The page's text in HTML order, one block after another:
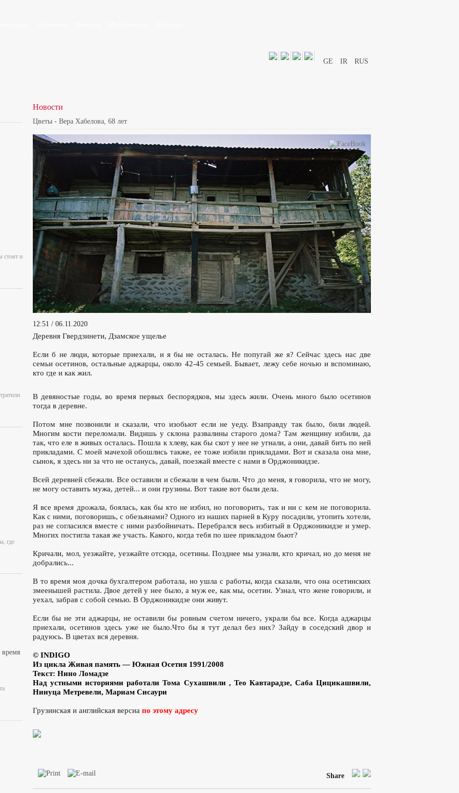
GE IR RUS
стоят и
где
Новости
Цветы - Вера Хабелова, 68 лет
12:51 / 06.11.2020
Деревня Гвердзинети, Дзамское ущелье
Если б не люди, которые приехали, и я бы не осталась. Не попугай же я? Сейчас здесь нас две
семьи осетинов, остальные аджарцы, около 42-45 семьей. Бывает, лежу себе ночью и вспоминаю,
кто где и как жил.
В девяностые годы, во время первых беспорядков, мы здесь жили. Очень много было осетинов
тогда в деревне.
Потом мне позвонили и сказали, что изобьют если не уеду. Взаправду так было, били людей.
Многим кости переломали. Видишь у склона развалины старого дома? Там женщину избили, да
так, что еле в живых осталась. Пошла к хлеву, как бы скот у нее не угнали, а они, давай бить по ней
прикладами. С моей мачехой обошлись также, ее тоже избили прикладами. Вот и сказала она мне,
сынок, я здесь ни за что не останусь, давай, поезжай вместе с нами в Орджоникидзе.
Всей деревней сбежали. Все оставили и сбежали в чем были. Что до меня, я говорила, что не могу,
не могу оставить мужа, детей... и они грузины. Вот такие вот были дела.
Я все время дрожала, боялась, как бы кто не избил, но поговорить, так и ни с кем не поговорила.
Как с ними, поговоришь, с обезьянами? Одного из наших парней в Куру посадили, утопить хотели,
раз не согласился вместе с ними разбойничать. Перебрался весь избитый в Орджоникидзе и умер.
Многих постигла такая же участь. Какого, когда тебя по шее прикладом бьют?
Кричали, мол, уезжайте, уезжайте отсюда, осетины. Позднее мы узнали, кто кричал, но до меня не
добрались...
В то время моя дочка бухгалтером работала, но ушла с работы, когда сказали, что она осетинских
змеенышей растила. Двое детей у нее было, а муж ее, как мы, осетин. Узнал, что жене говорили, и
уехал, забрав с собой семью. В Орджоникидзе они живут.
Если бы не эти аджарцы, не оставили бы ровным счетом ничего, украли бы все. Когда аджарцы
приехали, осетинов здесь уже не было.Что бы я тут делал без них? Зайду в соседский двор и
радуюсь. В цветах вся деревня.
© INDIGO
Из цикла Живая память — Южная Осетия 1991/2008
Текст: Нино Ломадзе
Над устными историями работали Тома Сухашвили , Тео Кавтарадзе, Саба Цицикашвили,
Нинуца Метревели, Мариам Сисаури
Грузинская и английская версиа по этому адресу
Share